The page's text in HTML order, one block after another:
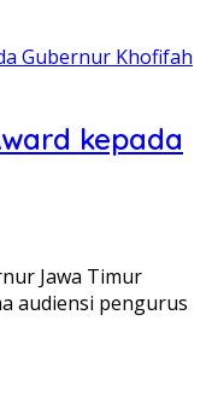
kepada
Jawa Timur
audiensi pengurus